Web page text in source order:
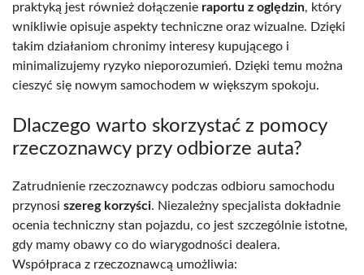
praktyką jest również dołączenie raportu z oględzin, który
wnikliwie opisuje aspekty techniczne oraz wizualne. Dzięki
takim działaniom chronimy interesy kupującego i
minimalizujemy ryzyko nieporozumień. Dzięki temu można
cieszyć się nowym samochodem w większym spokoju.
Dlaczego warto skorzystać z pomocy
rzeczoznawcy przy odbiorze auta?
Zatrudnienie rzeczoznawcy podczas odbioru samochodu
przynosi szereg korzyści. Niezależny specjalista dokładnie
ocenia techniczny stan pojazdu, co jest szczególnie istotne,
gdy mamy obawy co do wiarygodności dealera.
Współpraca z rzeczoznawcą umożliwia: